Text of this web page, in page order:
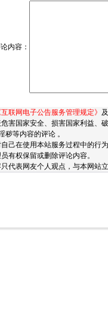
内容：
互联网电子公告服务管理规定》
害国家安全、损害国家利益、
秽等内容的评论 。
己在使用本站服务过程中的行
有权保留或删除评论内容。
代表网友个人观点，与本网站